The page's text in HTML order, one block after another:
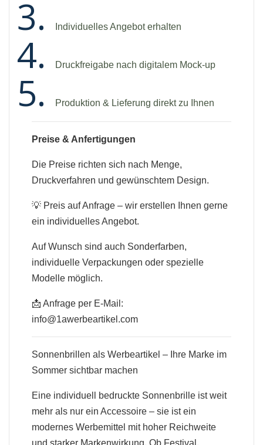
Individuelles Angebot erhalten
Druckfreigabe nach digitalem Mock-up
Produktion & Lieferung direkt zu Ihnen
Preise & Anfertigungen
Die Preise richten sich nach Menge,
Druckverfahren und gewünschtem Design.
💡 Preis auf Anfrage – wir erstellen Ihnen gerne
ein individuelles Angebot.
Auf Wunsch sind auch Sonderfarben,
individuelle Verpackungen oder spezielle
Modelle möglich.
📩 Anfrage per E-Mail:
info@1awerbeartikel.com
Sonnenbrillen als Werbeartikel – Ihre Marke im
Sommer sichtbar machen
Eine individuell bedruckte Sonnenbrille ist weit
mehr als nur ein Accessoire – sie ist ein
modernes Werbemittel mit hoher Reichweite